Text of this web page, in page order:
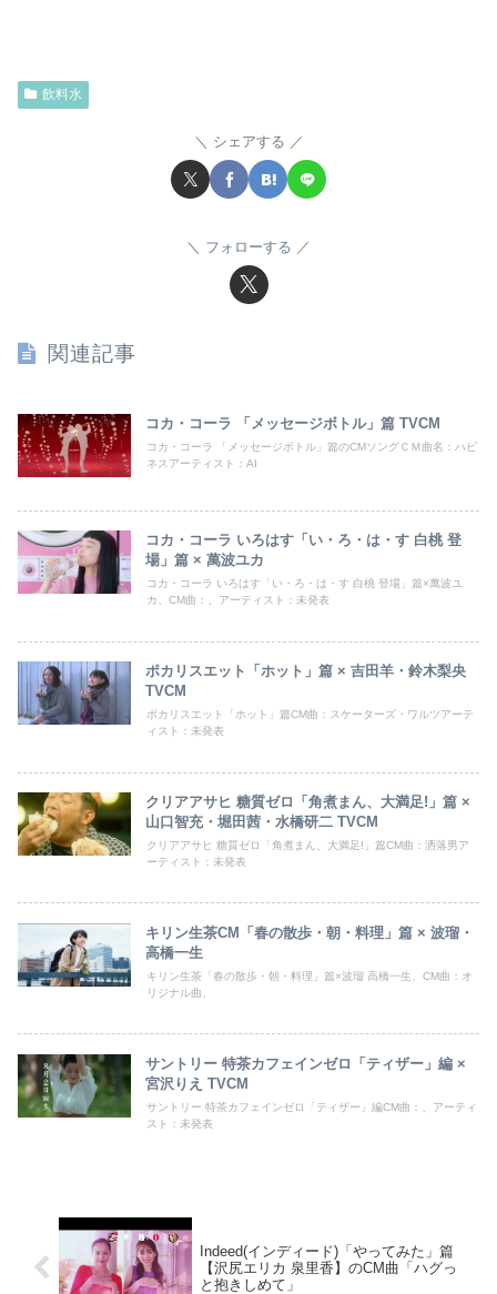
飲料水
シェアする
フォローする
関連記事
コカ・コーラ 「メッセージボトル」篇 TVCM
コカ・コーラ 「メッセージボトル」篇のCMソングＣＭ曲名：ハピ
ネスアーティスト：AI
コカ・コーラ いろはす「い・ろ・は・す 白桃 登
場」篇 × 萬波ユカ
コカ・コーラ いろはす「い・ろ・は・す 白桃 登場」篇×萬波ユ
カ、CM曲：、アーティスト：未発表
ポカリスエット「ホット」篇 × 吉田羊・鈴木梨央
TVCM
ポカリスエット「ホット」篇CM曲：スケーターズ・ワルツアーテ
ィスト：未発表
クリアアサヒ 糖質ゼロ「角煮まん、大満足!」篇 ×
山口智充・堀田茜・水橋研二 TVCM
クリアアサヒ 糖質ゼロ「角煮まん、大満足!」篇CM曲：洒落男ア
ーティスト：未発表
キリン生茶CM「春の散歩・朝・料理」篇 × 波瑠・
高橋一生
キリン生茶「春の散歩・朝・料理」篇×波瑠 高橋一生、CM曲：オ
リジナル曲、
サントリー 特茶カフェインゼロ「ティザー」編 ×
宮沢りえ TVCM
サントリー 特茶カフェインゼロ「ティザー」編CM曲：、アーティ
スト：未発表
Indeed(インディード)「やってみた」篇
【沢尻エリカ 泉里香】のCM曲「ハグっ
と抱きしめて」